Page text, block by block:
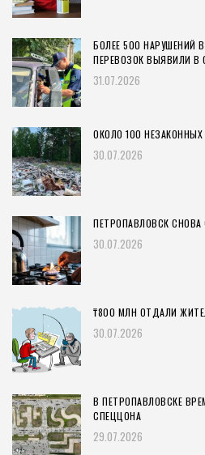
БОЛЕЕ 500 НАРУШЕНИЙ
ПЕРЕВОЗОК ВЫЯВИЛИ В
31.07.2026
ОКОЛО 100
30.07.2026
ПЕТРОПАВЛОВСК
30.07.2026
₸800 МЛН ОТДАЛИ
30.07.2026
В ПЕТРОПАВЛОВСКЕ
СПЕЦЦОНА
29.07.2026